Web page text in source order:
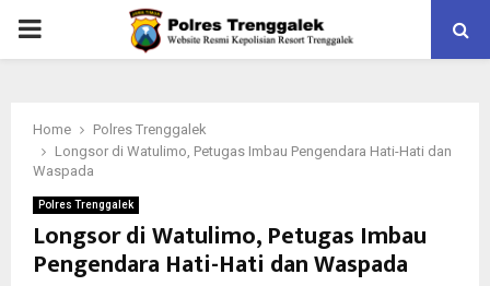
PRIMARY
Home
Polres Trenggalek
Longsor di Watulimo, Petugas Imbau Pengendara Hati-Hati dan
Waspada
Polres Trenggalek
Longsor di Watulimo, Petugas Imbau
Pengendara Hati-Hati dan Waspada